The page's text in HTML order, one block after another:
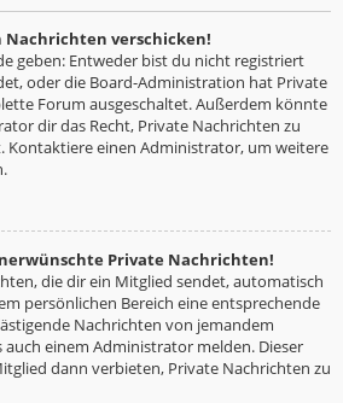
Nachrichten verschicken!
geben: Entweder bist du nicht registriert
oder die Board-Administration hat Private
Forum ausgeschaltet. Außerdem könnte
dir das Recht, Private Nachrichten zu
Kontaktiere einen Administrator, um weitere
Private Nachrichten!
die dir ein Mitglied sendet, automatisch
persönlichen Bereich eine entsprechende
Nachrichten von jemandem
einem Administrator melden. Dieser
dann verbieten, Private Nachrichten zu